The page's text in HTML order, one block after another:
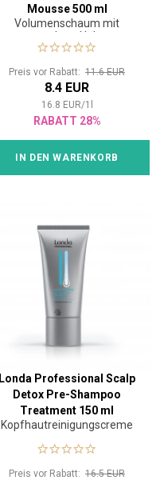
Mousse 500 ml
Volumenschaum mit
starkem Halt
Preis vor Rabatt: 11.6 EUR
8.4 EUR
16.8 EUR/1
RABATT 28%
IN DEN WARENKORB
Londa Professional Scalp
Detox Pre-Shampoo
Treatment 150 ml
Kopfhautreinigungscreme
Preis vor Rabatt: 16.5 EUR